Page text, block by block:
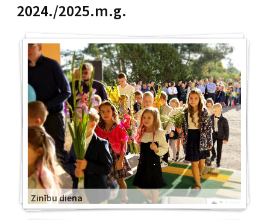
2024./2025.m.g.
Zinību diena